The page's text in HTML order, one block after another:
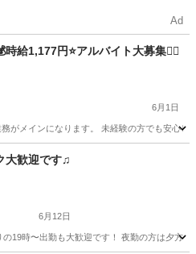
Ad
時給1,177円⭐️アルバイト大募集💁‍♀️
6月1日
がメインになります。 未経験の方でも安心
大歓迎です♫
6月12日
19時〜出勤も大歓迎です！ 夜勤の方は夕方